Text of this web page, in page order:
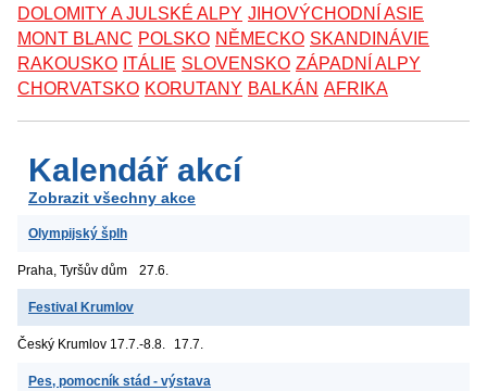
DOLOMITY A JULSKÉ ALPY JIHOVÝCHODNÍ ASIE
MONT BLANC POLSKO NĚMECKO SKANDINÁVIE
RAKOUSKO ITÁLIE SLOVENSKO ZÁPADNÍ ALPY
CHORVATSKO KORUTANY BALKÁN AFRIKA
Kalendář akcí
Zobrazit všechny akce
Olympijský šplh
Praha, Tyršův dům 27.6.
Festival Krumlov
Český Krumlov 17.7.-8.8. 17.7.
Pes, pomocník stád - výstava